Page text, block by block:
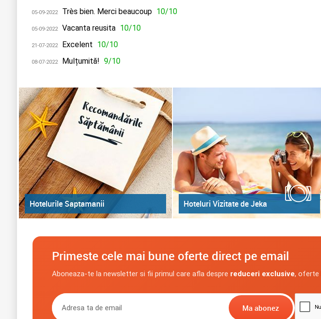
05-09-2022 Très bien. Merci beaucoup 10/10
05-09-2022 Vacanta reusita 10/10
21-07-2022 Excelent 10/10
08-07-2022 Mulțumită! 9/10
Hotelurile Saptamanii Hoteluri Vizitate de Jeka
Primeste cele mai bune oferte direct pe email
Aboneaza-te la newsletter si fii primul care afla despre reduceri exclusive, oferte